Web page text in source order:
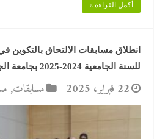
أكمل القراءة »
انطلاق مسابقات الالتحاق بالتكوين
للسنة الجامعية 2024-2025 بجامعة الجزائر3.
22 فبراير، 2025 مسابقات,